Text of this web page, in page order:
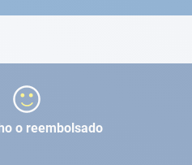
o reembolsado